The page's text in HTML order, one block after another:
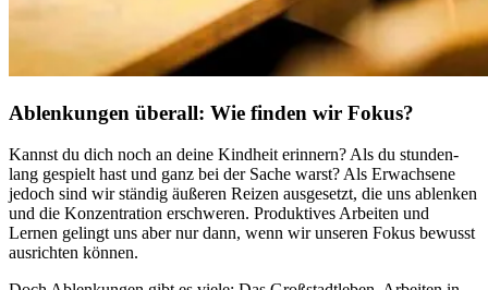
Ablenkungen überall: Wie finden wir Fokus?
Kannst du dich noch an deine Kind­heit erin­nern? Als du stun­den­
lang gespielt hast und ganz bei der Sache warst? Als Erwachsene
jedoch sind wir stän­dig äuße­ren Reizen aus­ge­setzt, die uns ablen­ken
und die Kon­zen­tra­tion erschwe­ren. Pro­duk­ti­ves Arbei­ten und
Lernen gelingt uns aber nur dann, wenn wir unse­ren Fokus bewusst
aus­rich­ten können.